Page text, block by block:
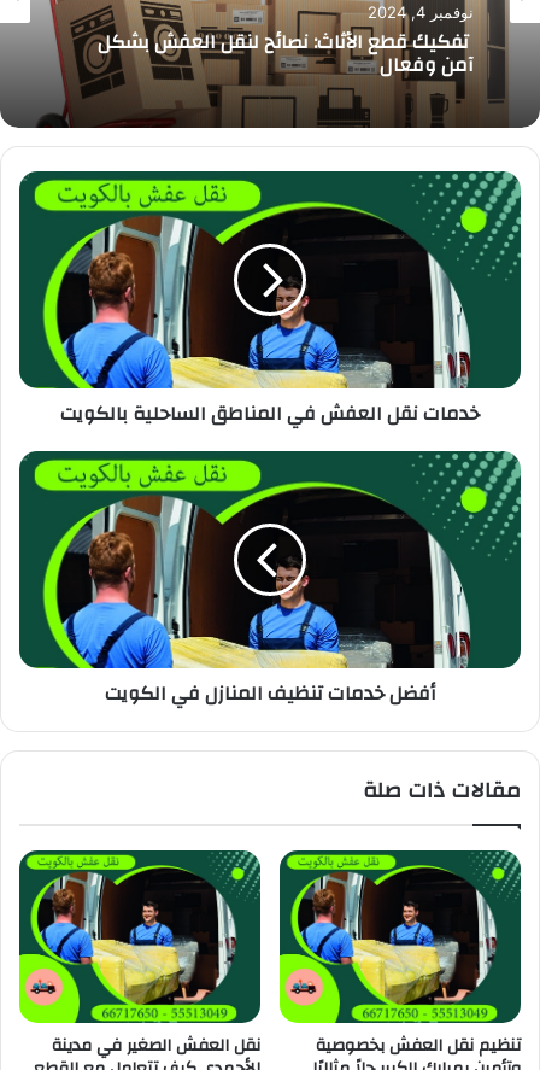
نوفمبر 4, 2024
تفكيك قطع الأثاث: نصائح لنقل العفش بشكل
آمن وفعال
خدمات نقل العفش في المناطق الساحلية بالكويت
أفضل خدمات تنظيف المنازل في الكويت
مقالات ذات صلة
تنظيم نقل العفش بخصوصية نقل العفش الصغير في مدينة